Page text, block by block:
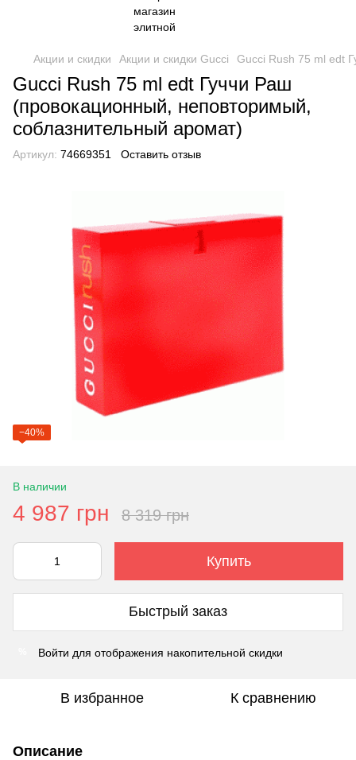
Акции и скидки Акции и скидки Gucci Gucci Rush 75 ml edt
Gucci Rush 75 ml edt Гуччи Раш
(провокационный, неповторимый,
соблазнительный аромат)
Артикул: 74669351 Оставить отзыв
−40%
В наличии
4 987 грн 8 319 грн
Купить
Быстрый заказ
Войти для отображения накопительной скидки
В избранное К сравнению
Описание